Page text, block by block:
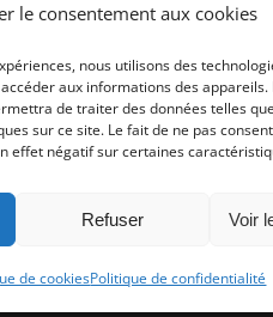
le consentement aux cookies
nous utilisons des
aux informations des
de traiter des données telles
sur ce site. Le fait de ne pas
effet négatif sur certaines
Refuser Voir
de cookiesPolitique de confidentialité